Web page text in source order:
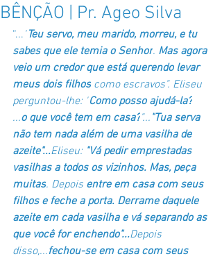
BÊNÇÃO | Pr. Ageo Silva
“... "Teu servo, meu marido, morreu, e tu
sabes que ele temia o Senhor. Mas agora
veio um credor que está querendo levar
meus dois filhos como escravos". Eliseu
perguntou-lhe: "Como posso ajudá-la?
...o que você tem em casa?"... "Tua serva
não tem nada além de uma vasilha de
azeite"...Eliseu: "Vá pedir emprestadas
vasilhas a todos os vizinhos. Mas, peça
muitas. Depois entre em casa com seus
filhos e feche a porta. Derrame daquele
azeite em cada vasilha e vá separando as
que você for enchendo"...Depois
disso,...fechou-se em casa com seus